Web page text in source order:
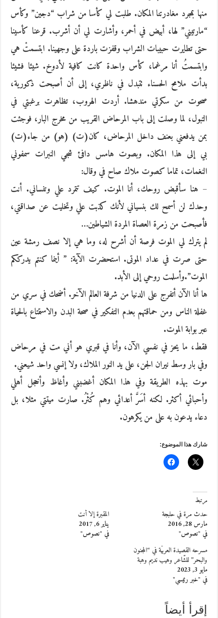
منها بمجرد مغادرتنا المكان. طلبت لي كأسا من شراب “دجين” وكأس
“مارتيني” لها، أبيض في أحمر، وأشارت لي أن أشرب. قرعنا كأسينا
حتى تطايرت حبيبات الشراب وقفزت باردة على وجهينا. ابتسمتْ هي
وابتسمتُ أنا مرغما، كأس واحدة كانت كافية لأدوخ. شيئا فشيئا
بدأت ملامح الحسناء تتبدل في ناظري، إلى أن أصبحت ذكورية،
صحوت من سكرتي مندهشا. أردت الهروب، تظاهرت برغبتي في
التبول، لما وصلت إلى باب المرحاض القريب من مخرج البار، فوجئت
بمن يدفعني بعنف داخل المرحاض، كان(ت) (هو) من جاء(ت)
بي إلى هذا المكان. وبصوت هامس دافئ شجي النبرات سمفوني
النغمات، تماما كصوت ملاك صاح في وقال:
– هنا سأقبض روحك، أنا الموت. كيف تتمرد علي وتنساني. أنت
وحدك لن أسمح لك بنسياني لأنك كذبت علي وتخليت عن صداقتي،
فأصبحت من زمرة العصاة المردة الشياطين…
لم يترك لي الموت فرصة أن أشرح له، وما هي إلا نصف رمشة عين
حتى صرت في عداد الموتى. استحضرت الآية: ” أينما كنتم يدرككم
الموت”.وأسلمت روحي إلى الأبد.
ها أنا الآن أتفرج على الدنيا من شرفة العالم الآخر. أضحك في سري من
غفلة الناس ومن حماقتهم بعدم التفكير في صحة البدن والاستمتاع بالحياة
عبر بوابة الموت.
فقط، ما يحز في نفسي الآن، وأنا في قبري هو أني مت في مرحاض
وفي بار وسط نيران الجن، على يد النور الملاك، ولا إنسي واحد شيعني.
موت بهذه الطريقة وفي هذا المكان أغضبني وأغاظ وأخجل أهلي
وأحبائي أكثر. لكنه أسَرَّ أعدائي وهم كُثْرُ. صارت ميتتي مثلا، بل
دعاء يدعون به على من يكرهون.
شارك هذا الموضوع:
مرتبط
حدث مرة في حلبجة
مارس 28, 2016
في "نصوص"
المقبرة إلا أنت
يناير 6, 2017
في "نصوص"
مسرحه القصيدة العربيّة في “المجنون
والبحر” للشّاعر وهيب نديم وهبة
مايو 3, 2023
في "خبر رئيسي"
إقرأ أيضاً